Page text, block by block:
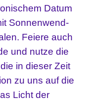
Datum
Sonnenwend-
Feiere auch
und nutze die
in dieser Zeit
zu uns auf die
Licht der